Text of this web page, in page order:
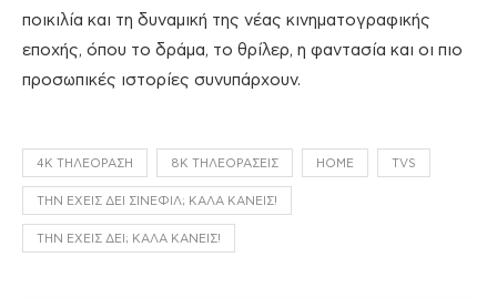
ποικιλία και τη δυναμική της νέας κινηματογραφικής
εποχής, όπου το δράμα, το θρίλερ, η φαντασία και οι πιο
προσωπικές ιστορίες συνυπάρχουν.
4K ΤΗΛΕΌΡΑΣΗ 8K ΤΗΛΕΟΡΆΣΕΙΣ HOME TVS
ΤΗΝ ΈΧΕΙΣ ΔΕΙ ΣΙΝΕΦΊΛ; ΚΑΛΆ ΚΆΝΕΙΣ!
ΤΗΝ ΈΧΕΙΣ ΔΕΙ; ΚΑΛΆ ΚΆΝΕΙΣ!